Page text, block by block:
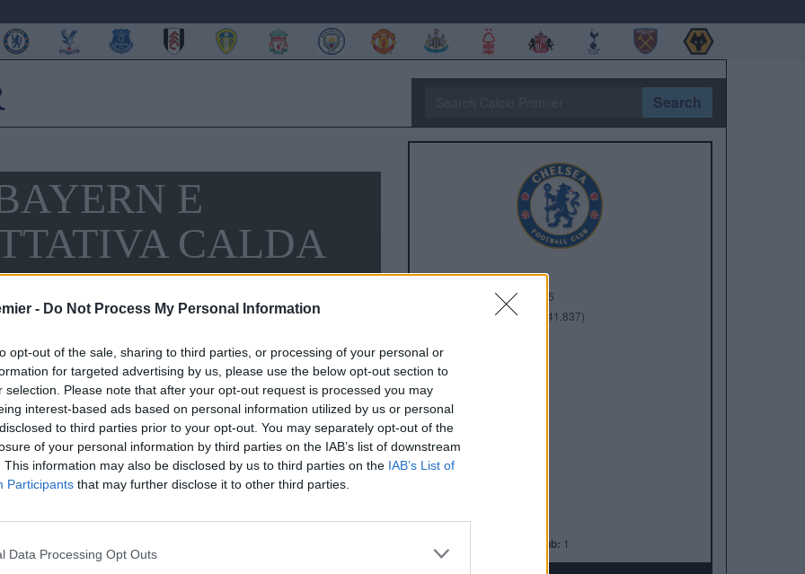
- Do Not Process My Personal Information
opt-out of the sale, sharing to third parties, or processing of your personal or
for targeted advertising by us, please use the below opt-out section to
selection. Please note that after your opt-out request is processed you may
interest-based ads based on personal information utilized by us or personal
to third parties prior to your opt-out. You may separately opt-out of the
of your personal information by third parties on the IAB’s list of downstream
This information may also be disclosed by us to third parties on the IAB’s List of
Participants that may further disclose it to other third parties.
Data Processing Opt Outs
Search
E
CALDA
Anno di Fondazione: 1905
Stamford Bridge (41.837)
Presidente:
Manager:
ALBO D'ORO
Premier League:
FA Cup:
League Cup:
Supercoppa Europea:
Coppa del Mondo per Club: 1